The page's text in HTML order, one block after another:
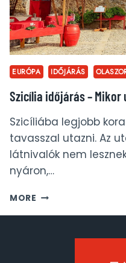
EURÓPA IDŐJÁRÁS
Szicília időjárás – Mikor
Szicíliába legjobb
tavasszal utazni. Az
látnivalók nem
nyáron,…
MORE SZICÍLIA